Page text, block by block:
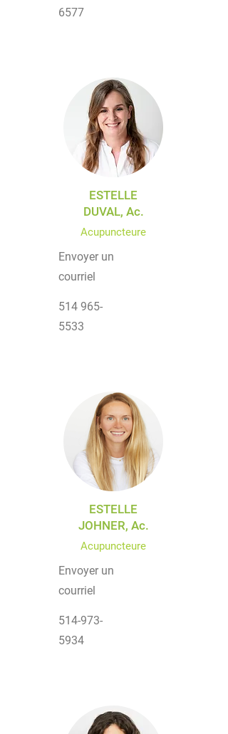
6577
ESTELLE
DUVAL, Ac.
Acupuncteure
Envoyer un
courriel
514 965-
5533
ESTELLE
JOHNER, Ac.
Acupuncteure
Envoyer un
courriel
514-973-
5934